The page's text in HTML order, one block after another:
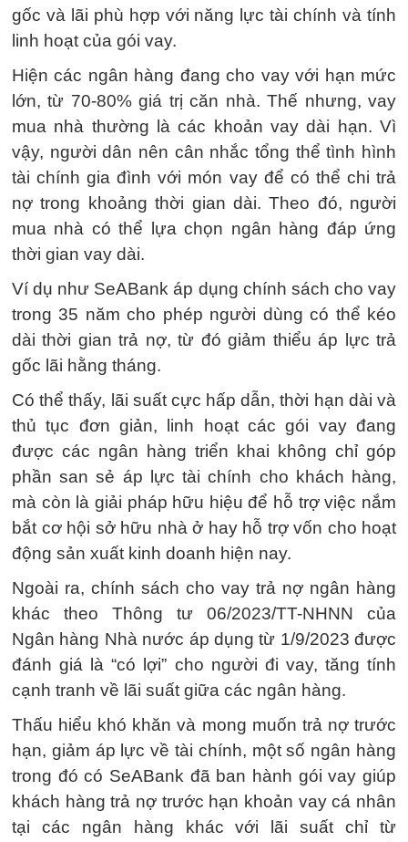
gốc và lãi phù hợp với năng lực tài chính và tính
linh hoạt của gói vay.
Hiện các ngân hàng đang cho vay với hạn mức
lớn, từ 70-80% giá trị căn nhà. Thế nhưng, vay
mua nhà thường là các khoản vay dài hạn. Vì
vậy, người dân nên cân nhắc tổng thể tình hình
tài chính gia đình với món vay để có thể chi trả
nợ trong khoảng thời gian dài. Theo đó, người
mua nhà có thể lựa chọn ngân hàng đáp ứng
thời gian vay dài.
Ví dụ như SeABank áp dụng chính sách cho vay
trong 35 năm cho phép người dùng có thể kéo
dài thời gian trả nợ, từ đó giảm thiểu áp lực trả
gốc lãi hằng tháng.
Có thể thấy, lãi suất cực hấp dẫn, thời hạn dài và
thủ tục đơn giản, linh hoạt các gói vay đang
được các ngân hàng triển khai không chỉ góp
phần san sẻ áp lực tài chính cho khách hàng,
mà còn là giải pháp hữu hiệu để hỗ trợ việc nắm
bắt cơ hội sở hữu nhà ở hay hỗ trợ vốn cho hoạt
động sản xuất kinh doanh hiện nay.
Ngoài ra, chính sách cho vay trả nợ ngân hàng
khác theo Thông tư 06/2023/TT-NHNN của
Ngân hàng Nhà nước áp dụng từ 1/9/2023 được
đánh giá là “có lợi” cho người đi vay, tăng tính
cạnh tranh về lãi suất giữa các ngân hàng.
Thấu hiểu khó khăn và mong muốn trả nợ trước
hạn, giảm áp lực về tài chính, một số ngân hàng
trong đó có SeABank đã ban hành gói vay giúp
khách hàng trả nợ trước hạn khoản vay cá nhân
tại các ngân hàng khác với lãi suất chỉ từ